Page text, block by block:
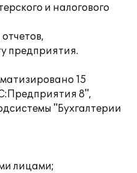
и налогового
предприятия.
15
8",
"Бухгалтерии
лицами;